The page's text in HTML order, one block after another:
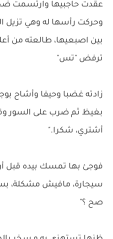
عقدت حاجبيها وارتسمت
وحركت رأسها له وهي تزيل
بين اصبعيها، طالعته من
ترفض "تس"
زادته غضبا وحيفا وأشاح
بغيظ ثم ضرب على السور
أشتري، شكرا."
فوجئ بها تمسك بيده قبل
سيجارة، مافيش مشكلة،
صح ؟"